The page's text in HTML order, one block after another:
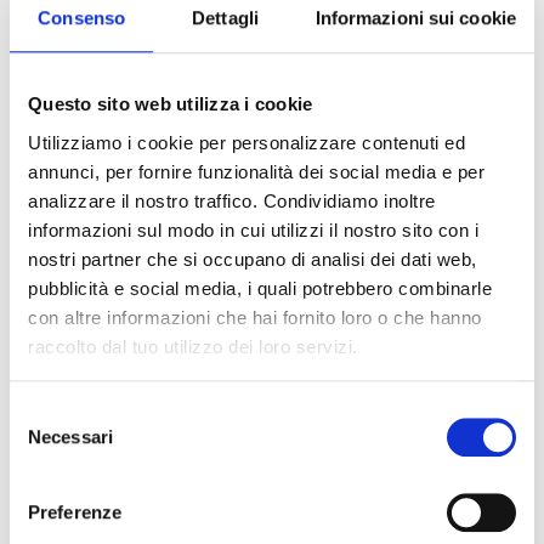
Consenso Dettagli Informazioni sui cookie
Questo sito web utilizza i cookie
Utilizziamo i cookie per personalizzare contenuti ed
annunci, per fornire funzionalità dei social media e per
analizzare il nostro traffico. Condividiamo inoltre
informazioni sul modo in cui utilizzi il nostro sito con i
nostri partner che si occupano di analisi dei dati web,
pubblicità e social media, i quali potrebbero combinarle
con altre informazioni che hai fornito loro o che hanno
raccolto dal tuo utilizzo dei loro servizi.
delNecessari
Preferenze
Novembre 22, 2023
Categories
giocatori
Bellingham: La prossima leggenda del Real
Madrid?